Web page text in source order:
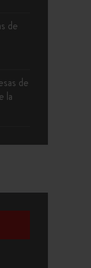
de
de
la